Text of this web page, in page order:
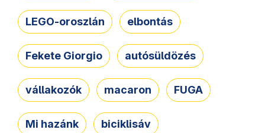
LEGO-oroszlán elbontás
Fekete Giorgio autósüldözés
vállakozók macaron FUGA
Mi hazánk biciklisáv